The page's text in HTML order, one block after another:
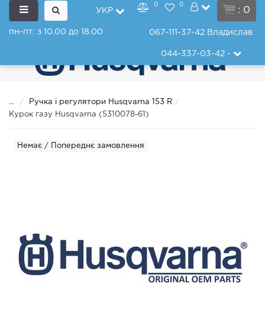
: 0
УКР
0 0
пн-пт: з 10.00 до 18.00 067-111-37-42 Владислав
044-337-03-42-
...
Ручка і регулятори Husqvarna 153 R
Курок газу Husqvarna (5310078-61)
Немає / Попереднє замовлення